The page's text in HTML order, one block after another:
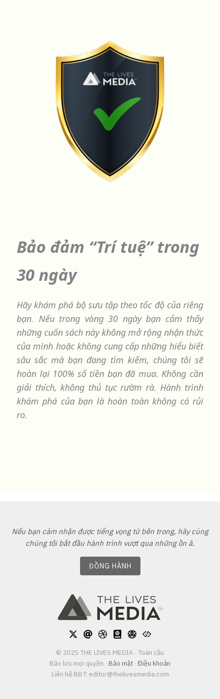
Bảo đảm “Trí tuệ” trong
30 ngày
Hãy khám phá bộ sưu tập theo tốc độ của riêng
bạn. Nếu trong vòng 30 ngày bạn cảm thấy
những cuốn sách này không mở rộng nhận thức
của mình hoặc không cung cấp những hiểu biết
sâu sắc mà bạn đang tìm kiếm, chúng tôi sẽ
hoàn lại 100% số tiền bạn đã mua. Không cần
giải thích, không thủ tục rườm rà. Hành trình
khám phá của bạn là hoàn toàn không có rủi
ro.
Nếu bạn cảm nhận được tiếng vọng từ bên trong, hãy cùng
chúng tôi bắt đầu hành trình vượt qua những ồn ã.
ĐỒNG HÀNH
© 2025 THE LIVES MEDIA · Toàn cầu
Bảo lưu mọi quyền · Bảo mật ·Điều khoản
Liên hệ BBT: editor@thelivesmedia.com